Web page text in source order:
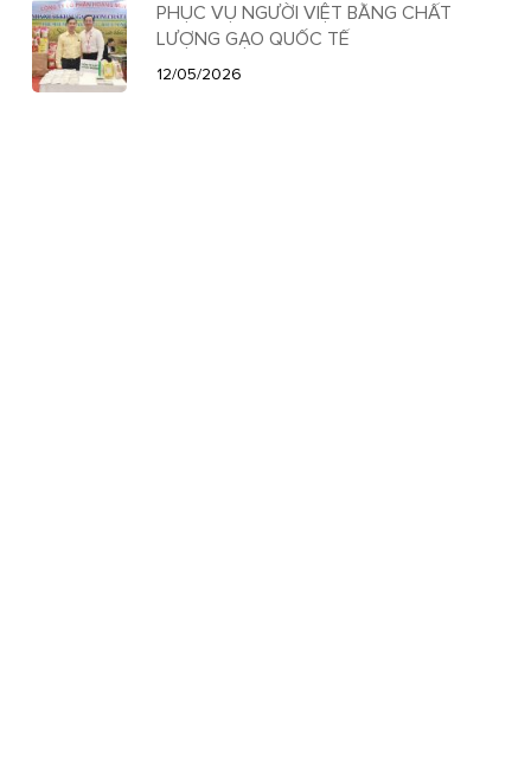
PHỤC VỤ NGƯỜI VIỆT BẰNG CHẤT
LƯỢNG GẠO QUỐC TẾ
12/05/2026